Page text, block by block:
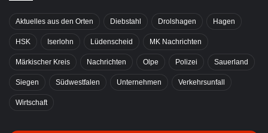
Aktuelles aus den Orten Diebstahl Drolshagen Hagen
HSK Iserlohn Lüdenscheid MK Nachrichten
Märkischer Kreis Nachrichten Olpe Polizei Sauerland
Siegen Südwestfalen Unternehmen Verkehrsunfall
Wirtschaft